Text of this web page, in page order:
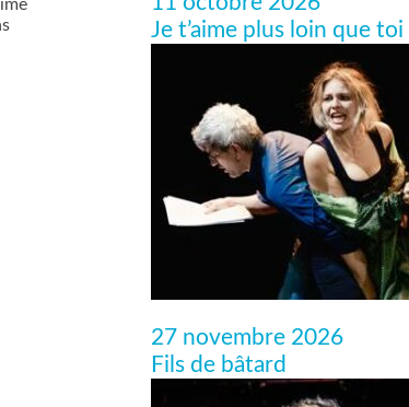
Je t’aime plus loin que toi
27 novembre 2026
Fils de bâtard